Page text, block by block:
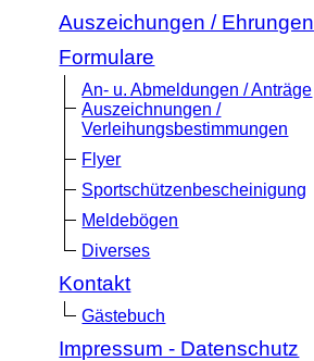
Auszeichungen / Ehrungen
Formulare
An- u. Abmeldungen / Anträge
Auszeichnungen /
Verleihungsbestimmungen
Flyer
Sportschützenbescheinigung
Meldebögen
Diverses
Kontakt
Gästebuch
Impressum - Datenschutz